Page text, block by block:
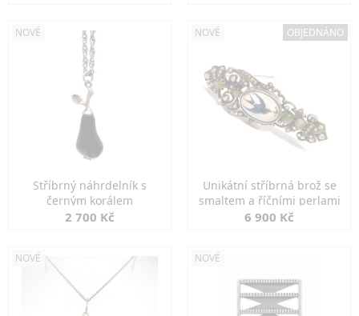
NOVÉ
Stříbrný náhrdelník s
černým korálem
2 700 Kč
NOVÉ OBJEDNÁNO
Unikátní stříbrná brož se
smaltem a říčními perlami
6 900 Kč
NOVÉ NOVÉ